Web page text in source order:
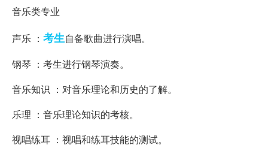
音乐类专业
声乐 ： 考生自备歌曲进行演唱。
钢琴 ：考生进行钢琴演奏。
音乐知识 ：对音乐理论和历史的了解。
乐理 ：音乐理论知识的考核。
视唱练耳 ：视唱和练耳技能的测试。